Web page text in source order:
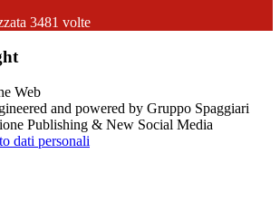
3481 volte
and powered by Gruppo Spaggiari
Publishing & New Social Media
dati personali